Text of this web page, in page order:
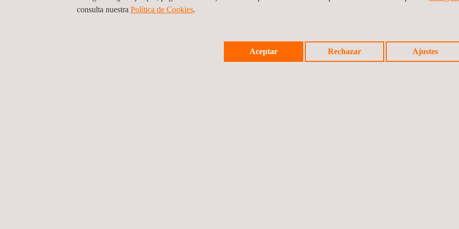
consulta nuestraPolítica de Cookies. ​
Aceptar Rechazar Ajustes